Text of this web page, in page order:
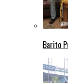
Barito